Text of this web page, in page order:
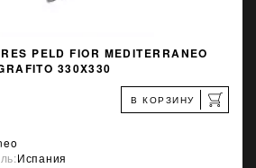
PELD FIOR MEDITERRANEO
330X330
В КОРЗИНУ
Испания